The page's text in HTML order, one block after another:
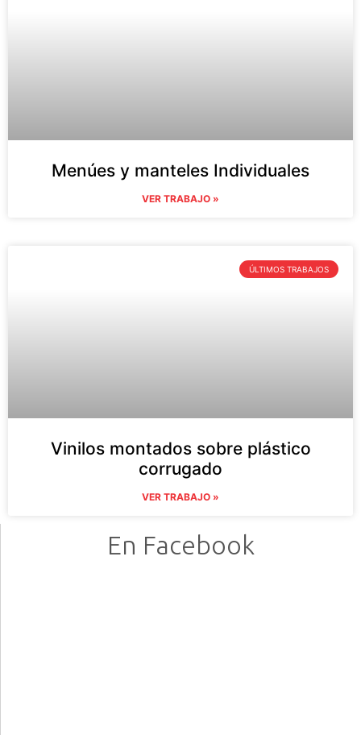
Menúes y manteles Individuales
VER TRABAJO »
ÚLTIMOS TRABAJOS
Vinilos montados sobre plástico
corrugado
VER TRABAJO »
En Facebook